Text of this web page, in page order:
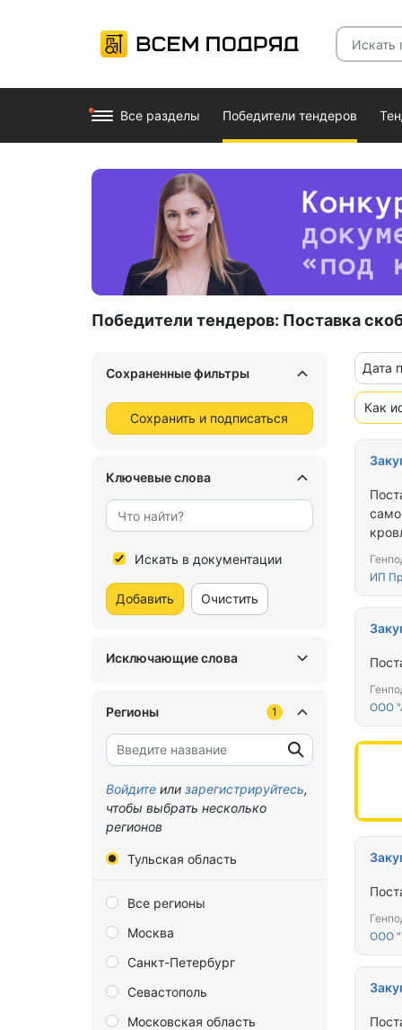
Все разделы Победители тендеров
Победители тендеров: Поставка
Сохраненные фильтры
Сохранить и подписаться
Ключевые слова
Искать в документации
Добавить Очистить
Исключающие слова
Регионы 1
Войдите или зарегистрируйтесь,
чтобы выбрать несколько
регионов
Тульская область
Все регионы
Москва
Санкт-Петербург
Севастополь
Московская область
Дата
Как
ИП
ООО
ООО